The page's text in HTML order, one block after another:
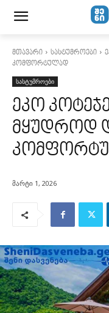
მთავარი სასტუმროები
კომფორტულად
სასტუმროები
ეკო
მყუდროდ
მარტი 1, 2026